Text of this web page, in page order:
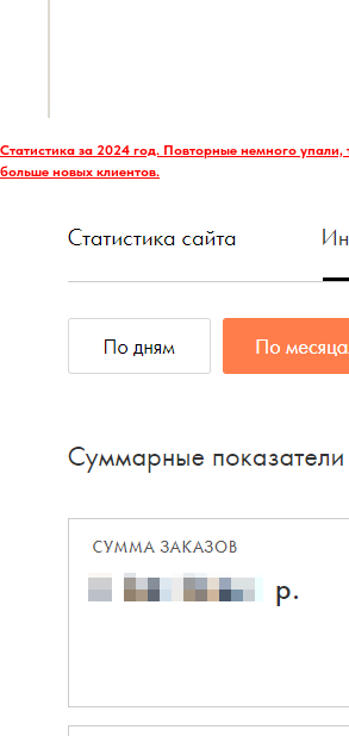
Статистика за 2024 год. Повторные немного упали,
больше новых клиентов.